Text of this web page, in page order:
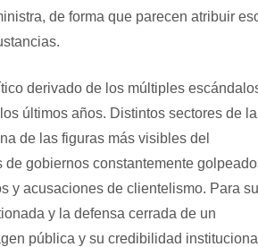
de forma que parecen atribuir
derivado de los múltiples
últimos años. Distintos sectores de la
de las figuras más visibles del
gobiernos constantemente
y acusaciones de clientelismo. Para
y la defensa cerrada de un
pública y su credibilidad